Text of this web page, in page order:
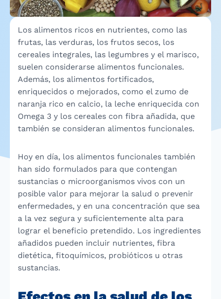
Los alimentos ricos en nutrientes, como las
frutas, las verduras, los frutos secos, los
cereales integrales, las legumbres y el marisco,
suelen considerarse alimentos funcionales.
Además, los alimentos fortificados,
enriquecidos o mejorados, como el zumo de
naranja rico en calcio, la leche enriquecida con
Omega 3 y los cereales con fibra añadida, que
también se consideran alimentos funcionales.
Hoy en día, los alimentos funcionales también
han sido formulados para que contengan
sustancias o microorganismos vivos con un
posible valor para mejorar la salud o prevenir
enfermedades, y en una concentración que sea
a la vez segura y suficientemente alta para
lograr el beneficio pretendido. Los ingredientes
añadidos pueden incluir nutrientes, fibra
dietética, fitoquímicos, probióticos u otras
sustancias.